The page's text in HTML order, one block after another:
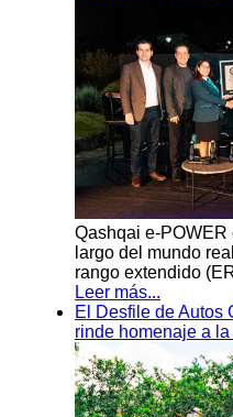
Qashqai e-
largo del mundo
rango extendido
Leer más...
El Desfile de Autos
rinde homenaje a